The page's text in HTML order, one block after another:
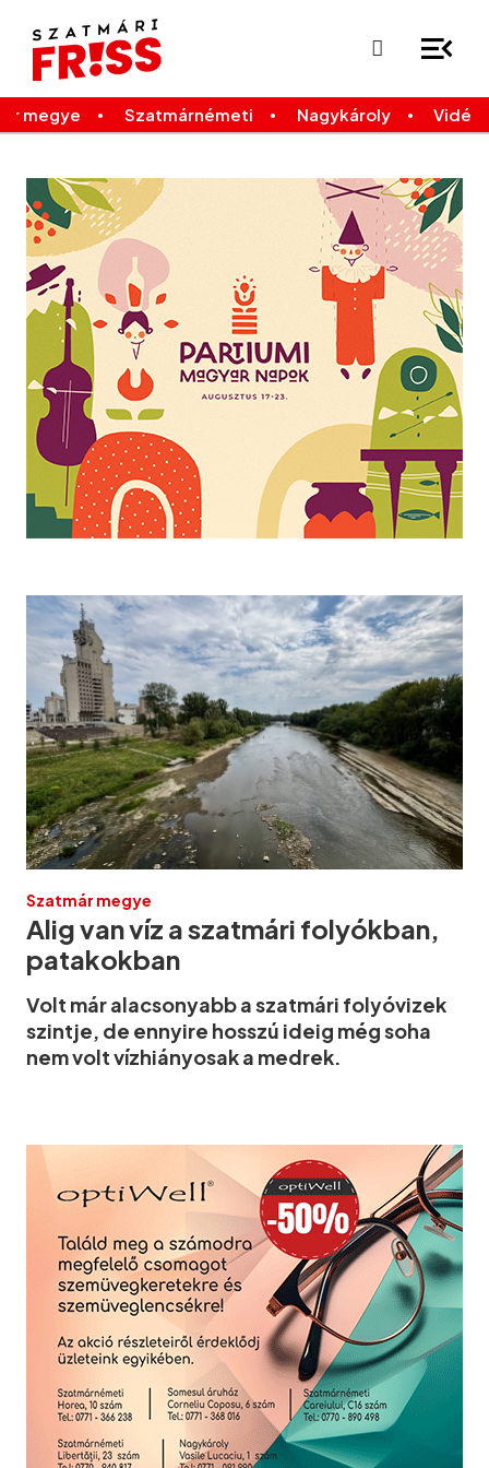
Legfrissebb
megye Szatmárnémeti Nagykároly Vidék
Szatmár megye
Alig van víz a szatmári folyókban,
patakokban
Volt már alacsonyabb a szatmári folyóvizek
szintje, de ennyire hosszú ideig még soha
nem volt vízhiányosak a medrek.